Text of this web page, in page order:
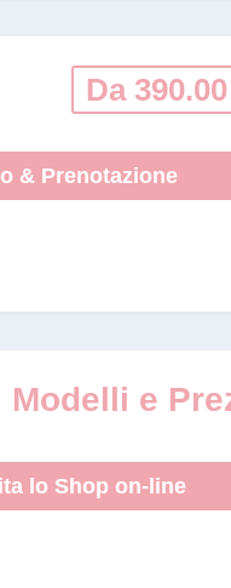
Da
& Prenotazione
Modelli e
lo Shop on-line